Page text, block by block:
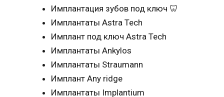
Имплантация зубов под ключ 🦷
Имплантаты Astra Tech
Имплант под ключ Astra Tech
Имплантаты Ankylos
Имплантаты Straumann
Имплант Any ridge
Имплантаты Implantium